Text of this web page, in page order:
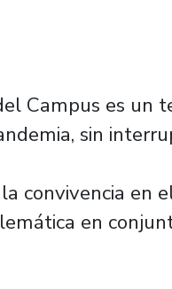
Campus es un
sin
convivencia en
en